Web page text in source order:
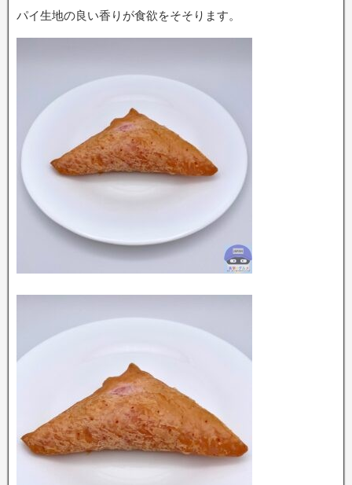
パイ生地の良い香りが食欲をそそります。